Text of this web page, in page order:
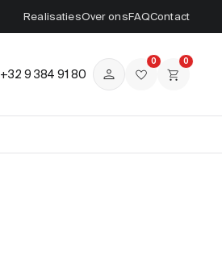
RealisatiesOver onsFAQContact
0
0
+32 9 384 91 80